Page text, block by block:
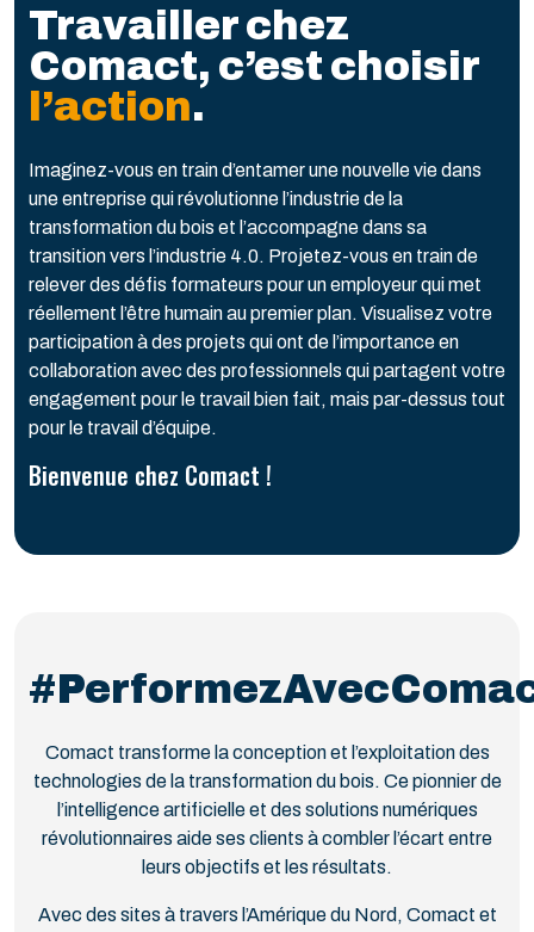
Travailler chez
Comact, c’est choisir
l’action.
Imaginez-vous en train d’entamer une nouvelle vie dans
une entreprise qui révolutionne l’industrie de la
transformation du bois et l’accompagne dans sa
transition vers l’industrie 4.0. Projetez-vous en train de
relever des défis formateurs pour un employeur qui met
réellement l’être humain au premier plan. Visualisez votre
participation à des projets qui ont de l’importance en
collaboration avec des professionnels qui partagent votre
engagement pour le travail bien fait, mais par-dessus tout
pour le travail d’équipe.
Bienvenue chez Comact !
Comact transforme la conception et l’exploitation des
technologies de la transformation du bois. Ce pionnier de
l’intelligence artificielle et des solutions numériques
révolutionnaires aide ses clients à combler l’écart entre
leurs objectifs et les résultats.
Avec des sites à travers l’Amérique du Nord, Comact et